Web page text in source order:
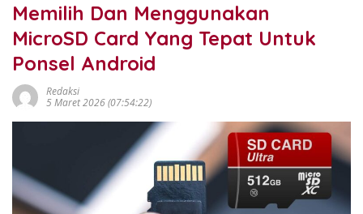
Memilih Dan Menggunakan
MicroSD Card Yang Tepat Untuk
Ponsel Android
Redaksi
5 Maret 2026 (07:54:22)